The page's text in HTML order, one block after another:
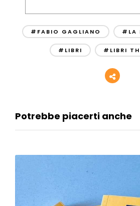
#FABIO GAGLIANO #LA
#LIBRI #LIBRI
Potrebbe piacerti anche